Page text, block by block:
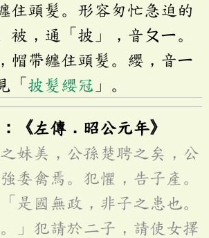
住頭髮。形容匆忙急迫的
被，通「披」，音 ㄆㄧ。
帽帶纏住頭髮。纓，音ㄧ
「 披髮纓冠 」。
《左傳．昭公元年》
妹美，公孫楚聘之矣，公
委禽焉。犯懼，告子產。
是國無政，非子之患也。
」犯請於二子，請使女擇